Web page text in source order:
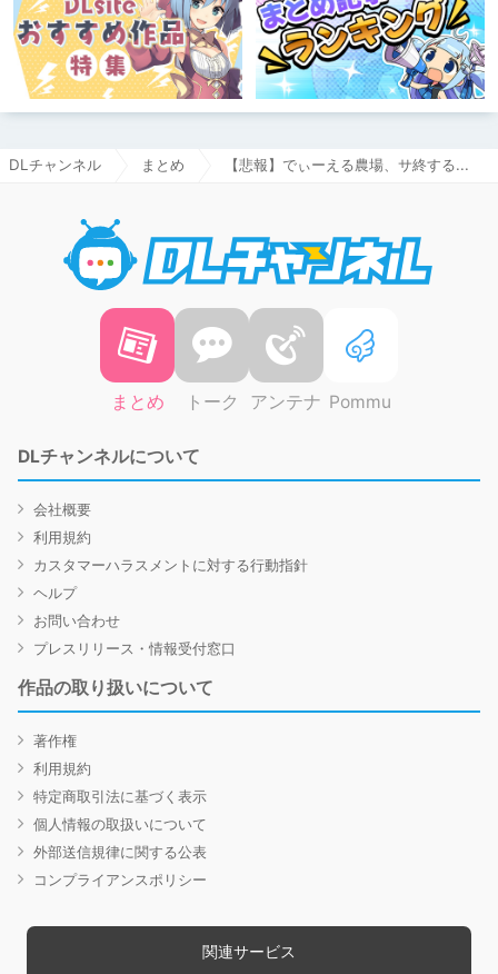
DLチャンネル まとめ 【悲報】でぃーえる農場、サ終する...
まとめ トーク アンテナ Pommu
DLチャンネルについて
会社概要
利用規約
カスタマーハラスメントに対する行動指針
ヘルプ
お問い合わせ
プレスリリース・情報受付窓口
作品の取り扱いについて
著作権
利用規約
特定商取引法に基づく表示
個人情報の取扱いについて
外部送信規律に関する公表
コンプライアンスポリシー
関連サービス